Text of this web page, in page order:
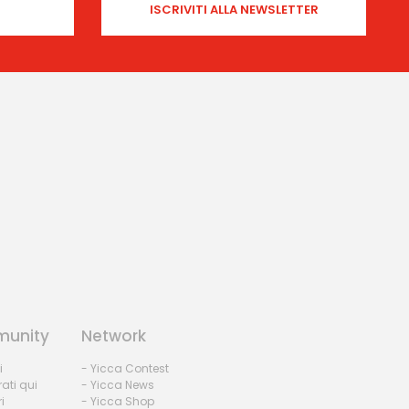
qui
Network
- Yicca Contest
- Yicca News
- Yicca Shop